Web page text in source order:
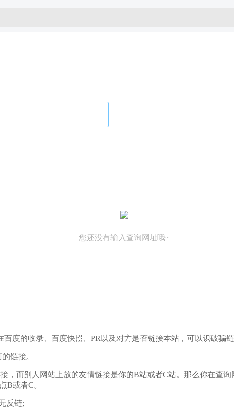
您还没有输入查询网址哦~
度的收录、百度快照、PR以及对方是否链接本站，可以识破骗
链接。
，而别人网站上放的友情链接是你的B站或者C站。那么你在查
B或者C。
反链;